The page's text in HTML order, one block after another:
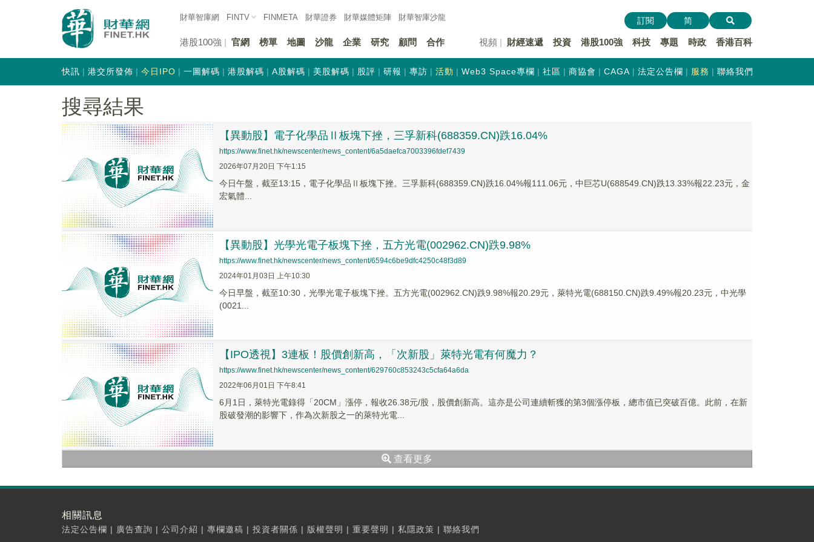
財華智庫網 FINTV FINMETA 財華證券 財華媒體矩陣 財華智庫沙龍
港股100強 官網 榜單 地圖 沙龍 企業 研究 顧問 合作 視頻 財經速遞 投資 港股100強 科技 專題 時政 香港百科
訂閱 简
快訊 港交所發佈 今日IPO 一圖解碼 港股解碼 A股解碼 美股解碼 股評 研報 專訪 活動 Web3 Space專欄 社區 商協會 CAGA 法定公告欄 服務 聯絡我們
搜尋結果
【異動股】電子化學品Ⅱ板塊下挫，三孚新科(688359.CN)跌16.04%
https://www.finet.hk/newscenter/news_content/6a5daefca7003396fdef7439
2026年07月20日 下午1:15
今日午盤，截至13:15，電子化學品Ⅱ板塊下挫。三孚新科(688359.CN)跌16.04%報111.06元，中巨芯U(688549.CN)跌13.33%報22.23元，金
宏氣體...
【異動股】光學光電子板塊下挫，五方光電(002962.CN)跌9.98%
https://www.finet.hk/newscenter/news_content/6594c6be9dfc4250c48f3d89
2024年01月03日 上午10:30
今日早盤，截至10:30，光學光電子板塊下挫。五方光電(002962.CN)跌9.98%報20.29元，萊特光電(688150.CN)跌9.49%報20.23元，中光學
(0021...
【IPO透視】3連板！股價創新高，「次新股」萊特光電有何魔力？
https://www.finet.hk/newscenter/news_content/629760c853243c5cfa64a6da
2022年06月01日 下午8:41
6月1日，萊特光電錄得「20CM」漲停，報收26.38元/股，股價創新高。這亦是公司連續斬獲的第3個漲停板，總市值已突破百億。此前，在新
股破發潮的影響下，作為次新股之一的萊特光電...
查看更多
相關訊息
法定公告欄 | 廣告查詢 | 公司介紹 | 專欄邀稿 | 投資者關係 | 版權聲明 | 重要聲明 | 私隱政策 | 聯絡我們